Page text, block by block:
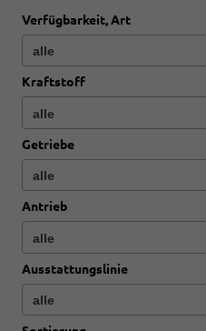
Verfügbarkeit, Art
Kraftstoff
Getriebe
Antrieb
Ausstattungslinie